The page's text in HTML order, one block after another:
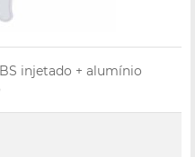
injetado + alumínio